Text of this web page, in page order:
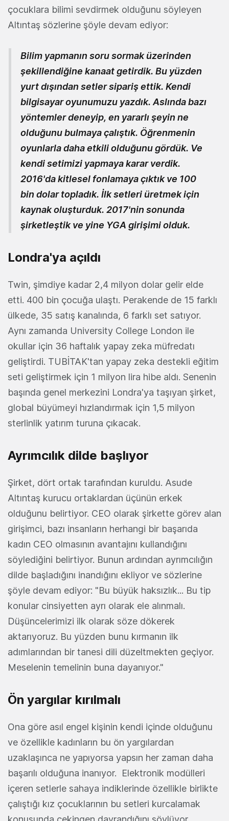
çocuklara bilimi sevdirmek olduğunu söyleyen
Altıntaş sözlerine şöyle devam ediyor:
Bilim yapmanın soru sormak üzerinden
şekillendiğine kanaat getirdik. Bu yüzden
yurt dışından setler sipariş ettik. Kendi
bilgisayar oyunumuzu yazdık. Aslında bazı
yöntemler deneyip, en yararlı şeyin ne
olduğunu bulmaya çalıştık. Öğrenmenin
oyunlarla daha etkili olduğunu gördük. Ve
kendi setimizi yapmaya karar verdik.
2016'da kitlesel fonlamaya çıktık ve 100
bin dolar topladık. İlk setleri üretmek için
kaynak oluşturduk. 2017'nin sonunda
şirketleştik ve yine YGA girişimi olduk.
Londra'ya açıldı
Twin, şimdiye kadar 2,4 milyon dolar gelir elde
etti. 400 bin çocuğa ulaştı. Perakende de 15 farklı
ülkede, 35 satış kanalında, 6 farklı set satıyor.
Aynı zamanda University College London ile
okullar için 36 haftalık yapay zeka müfredatı
geliştirdi. TUBİTAK'tan yapay zeka destekli eğitim
seti geliştirmek için 1 milyon lira hibe aldı. Senenin
başında genel merkezini Londra'ya taşıyan şirket,
global büyümeyi hızlandırmak için 1,5 milyon
sterlinlik yatırım turuna çıkacak.
Ayrımcılık dilde başlıyor
Şirket, dört ortak tarafından kuruldu. Asude
Altıntaş kurucu ortaklardan üçünün erkek
olduğunu belirtiyor. CEO olarak şirkette görev alan
girişimci, bazı insanların herhangi bir başarıda
kadın CEO olmasının avantajını kullandığını
söylediğini belirtiyor. Bunun ardından ayrımcılığın
dilde başladığını inandığını ekliyor ve sözlerine
şöyle devam ediyor: "Bu büyük haksızlık... Bu tip
konular cinsiyetten ayrı olarak ele alınmalı.
Düşüncelerimizi ilk olarak söze dökerek
aktarıyoruz. Bu yüzden bunu kırmanın ilk
adımlarından bir tanesi dili düzeltmekten geçiyor.
Meselenin temelinin buna dayanıyor."
Ön yargılar kırılmalı
Ona göre asıl engel kişinin kendi içinde olduğunu
ve özellikle kadınların bu ön yargılardan
uzaklaşınca ne yapıyorsa yapsın her zaman daha
başarılı olduğuna inanıyor. Elektronik modülleri
içeren setlerle sahaya indiklerinde özellikle birlikte
çalıştığı kız çocuklarının bu setleri kurcalamak